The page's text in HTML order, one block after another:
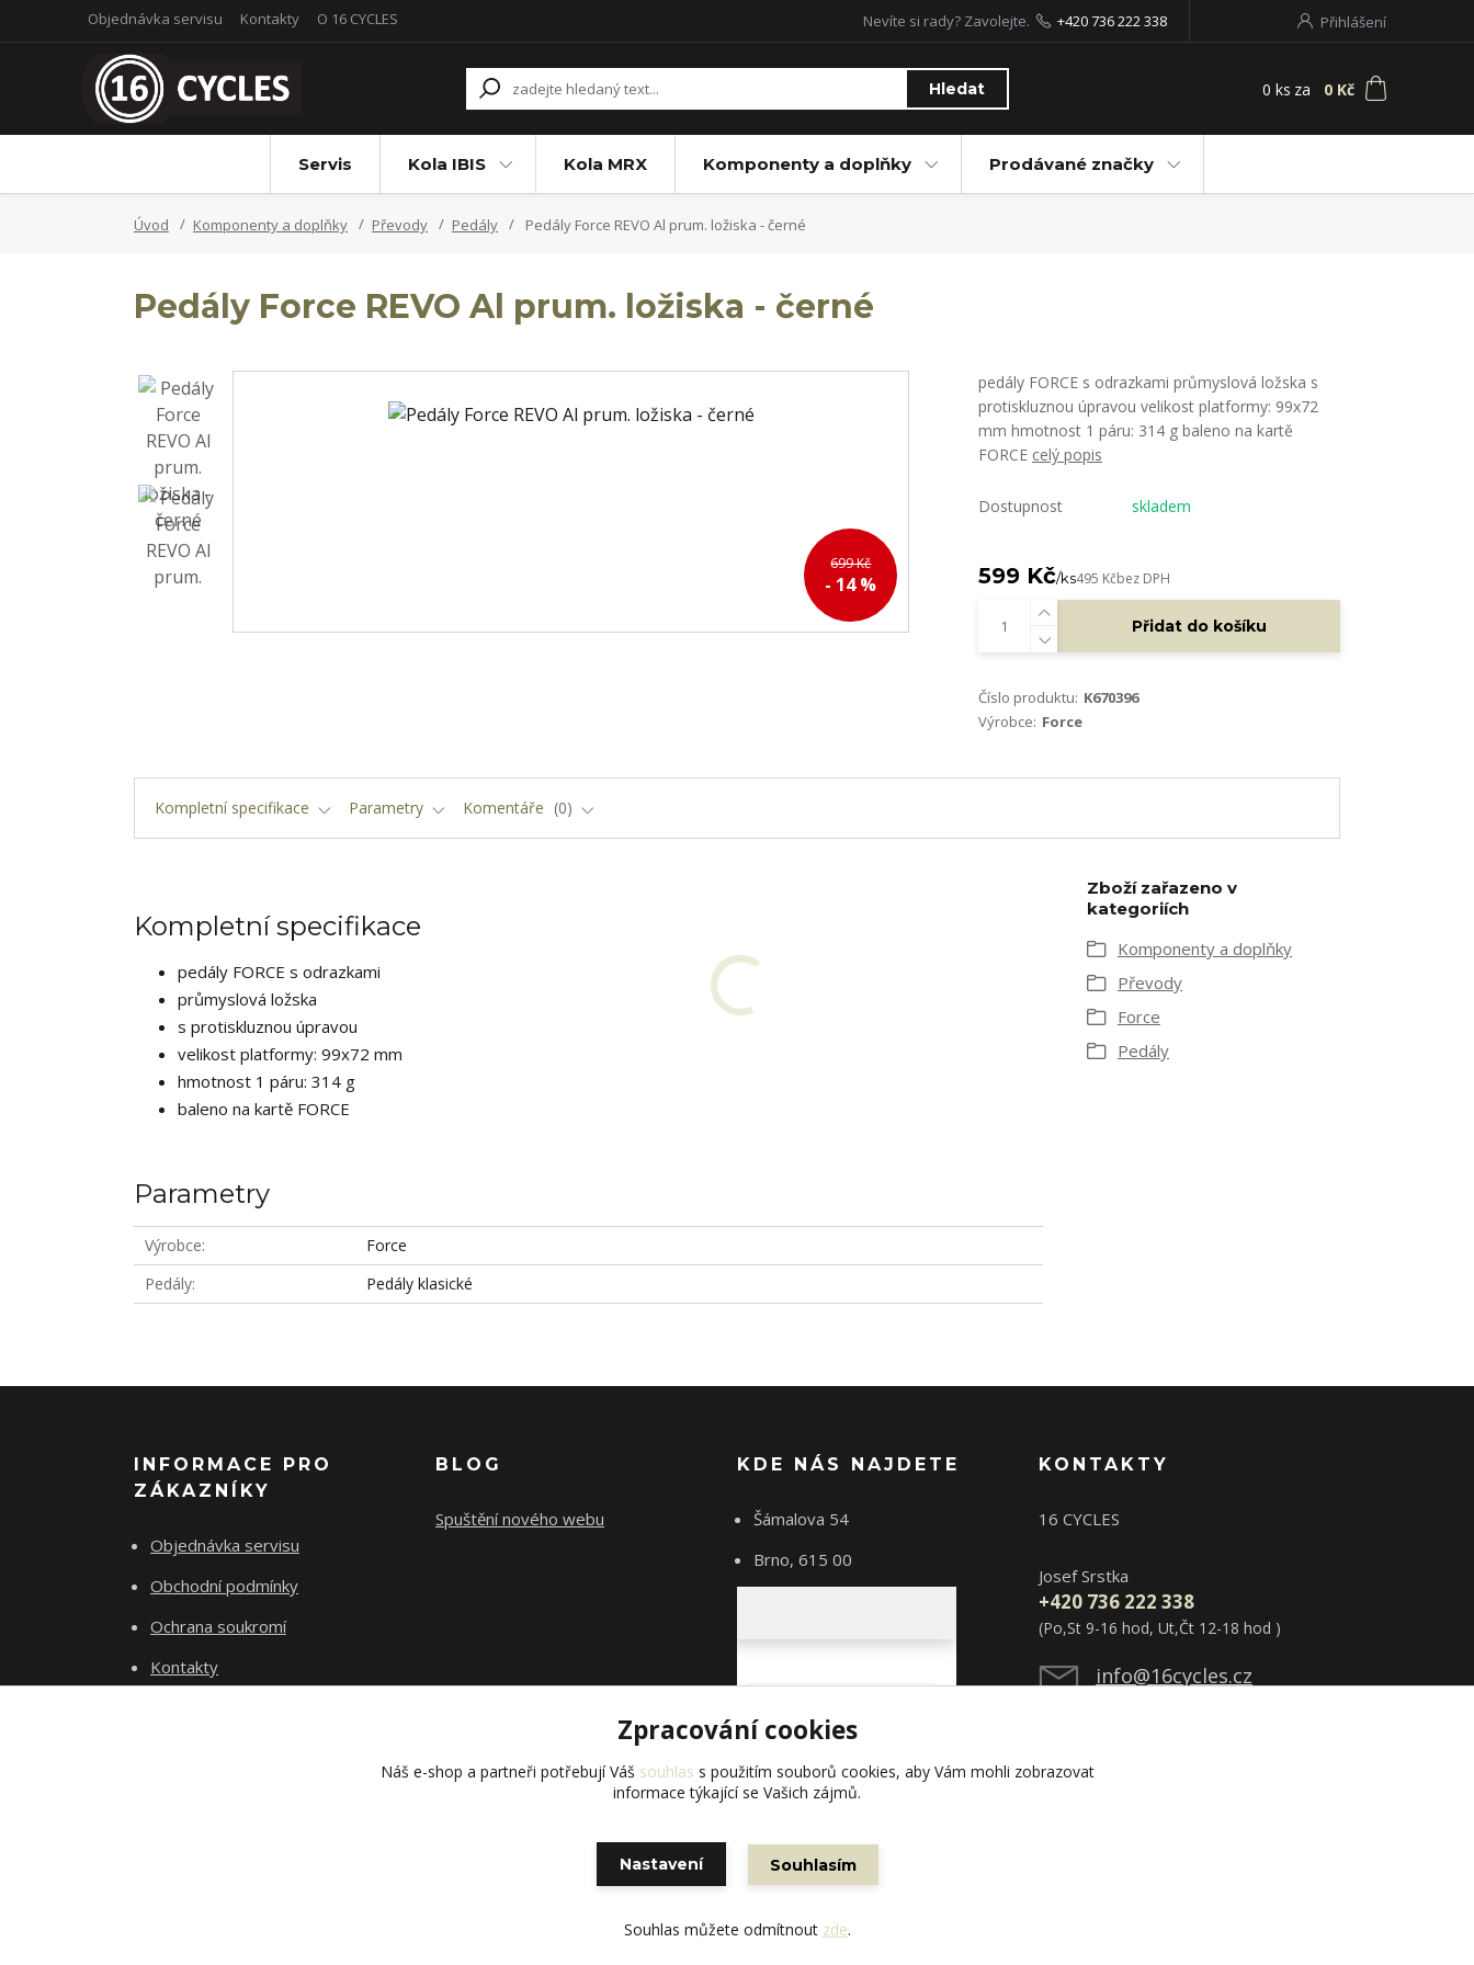
Objednávka servisu Kontakty O 16 CYCLES Přihlášení
Hledat
Nevíte si rady? Zavolejte. +420 736 222 338
0 ks za 0 Kč
Servis Kola IBIS Kola MRX Komponenty a doplňky Prodávané značky
Úvod Komponenty a doplňky Převody Pedály Pedály Force REVO Al prum. ložiska - černé
Pedály Force REVO Al prum. ložiska - černé
699 Kč
- 14 %
pedály FORCE s odrazkami průmyslová ložska s
protiskluznou úpravou velikost platformy: 99x72
mm hmotnost 1 páru: 314 g baleno na kartě
FORCE celý popis
Dostupnost skladem
599 Kč/ks495 Kčbez DPH
Přidat do košíku
Číslo produktu: K670396
Výrobce: Force
Kompletní specifikace Parametry Komentáře 0
Kompletní specifikace
pedály FORCE s odrazkami
průmyslová ložska
s protiskluznou úpravou
velikost platformy: 99x72 mm
hmotnost 1 páru: 314 g
baleno na kartě FORCE
Parametry
Výrobce
Force
Pedály
Pedály klasické
Zboží zařazeno v
kategoriích
Komponenty a doplňky
Převody
Force
Pedály
INFORMACE PRO
ZÁKAZNÍKY
Objednávka servisu
Obchodní podmínky
Ochrana soukromí
Kontakty
BLOG
Spuštění nového webu
KDE NÁS NAJDETE
Šámalova 54
Brno, 615 00
KONTAKTY
16 CYCLES
Josef Srstka
+420 736 222 338
(Po,St 9-16 hod, Ut,Čt 12-18 hod )
info@16cycles.cz
Vytvořeno na
Zpracování cookies
Náš e-shop a partneři potřebují Váš souhlas s použitím souborů cookies, aby Vám mohli zobrazovat
informace týkající se Vašich zájmů.
Nastavení Souhlasím
Souhlas můžete odmítnout zde.